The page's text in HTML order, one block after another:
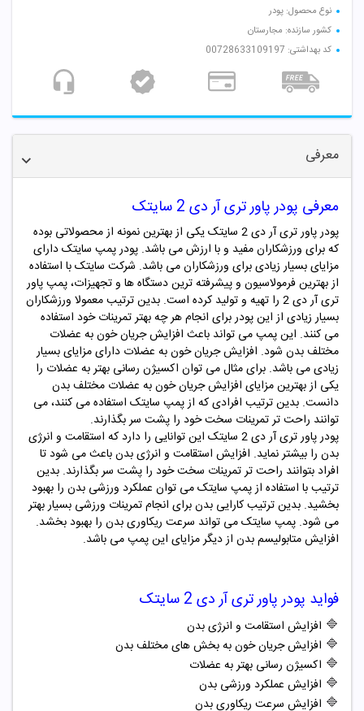
نوع محصول: پودر
کشور سازنده: مجارستان
کد بهداشتی: 00728633109197
معرفی
معرفی پودر پاور تری آر دی 2 سایتک
پودر پاور تری آر دی 2 سایتک یکی از بهترین نمونه از محصولاتی بوده
که برای ورزشکاران مفید و با ارزش می باشد. پودر پمپ سایتک دارای
مزایای بسیار زیادی برای ورزشکاران می باشد. شرکت سایتک با استفاده
از بهترین فرمولاسیون و پیشرفته ترین دستگاه ها و تجهیزات، پمپ پاور
تری آر دی 2 را تهیه و تولید کرده است. بدین ترتیب معمولا ورزشکاران
بسیار زیادی از این پودر برای انجام هر چه بهتر تمرینات خود استفاده
می کنند. این پمپ می تواند باعث افزایش جریان خون به عضلات
مختلف بدن شود. افزایش جریان خون به عضلات دارای مزایای بسیار
زیادی می باشد. برای مثال می توان اکسیژن رسانی بهتر به عضلات را
یکی از بهترین مزایای افزایش جریان خون به عضلات مختلف بدن
دانست. بدین ترتیب افرادی که از پمپ سایتک استفاده می کنند، می
توانند راحت تر تمرینات سخت خود را پشت سر بگذارند.
پودر پاور تری آر دی 2 سایتک
این توانایی را دارد که استقامت و انرژی
بدن را بیشتر نماید. افزایش استقامت و انرژی بدن باعث می شود تا
افراد بتوانند راحت تر تمرینات سخت خود را پشت سر بگذارند. بدین
ترتیب با استفاده از پمپ سایتک می توان عملکرد ورزشی بدن را بهبود
بخشید. بدین ترتیب کارایی بدن برای انجام تمرینات ورزشی بسیار بهتر
می شود. پمپ سایتک می تواند سرعت ریکاوری بدن را بهبود بخشد.
افزایش متابولیسم بدن از دیگر مزایای این پمپ می باشد.
فواید پودر پاور تری آر دی 2 سایتک
🔷 افزایش استقامت و انرژی بدن
🔷 افزایش جریان خون به بخش های مختلف بدن
🔷 اکسیژن رسانی بهتر به عضلات
🔷 افزایش عملکرد ورزشی بدن
🔷 افزایش سرعت ریکاوری بدن